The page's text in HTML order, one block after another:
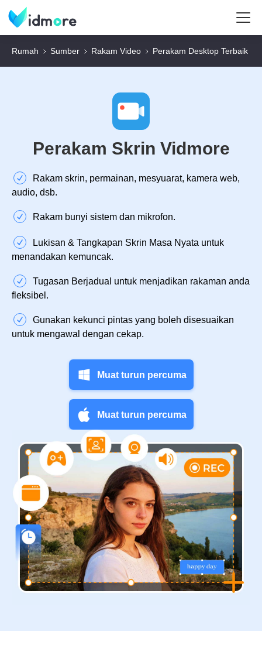
Rumah Sumber Rakam Video Perakam Desktop Terbaik
Perakam Skrin Vidmore
Rakam skrin, permainan, mesyuarat, kamera web,
audio, dsb.
Rakam bunyi sistem dan mikrofon.
Lukisan & Tangkapan Skrin Masa Nyata untuk
menandakan kemuncak.
Tugasan Berjadual untuk menjadikan rakaman anda
fleksibel.
Gunakan kekunci pintas yang boleh disesuaikan
untuk mengawal dengan cekap.
Muat turun percuma
Muat turun percuma